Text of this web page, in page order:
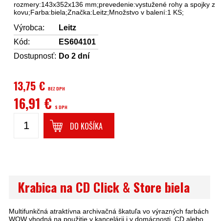
rozmery:143x352x136 mm;prevedenie:vystužené rohy a spojky z
kovu;Farba:biela;Značka:Leitz;Množstvo v balení:1 KS;
Výrobca:
Leitz
Kód:
ES604101
Dostupnosť: Do 2 dní
13,75 € BEZ DPH
16,91 € S DPH
DO KOŠÍKA
Krabica na CD Click & Store biela
Multifunkčná atraktívna archivačná škatuľa vo výrazných farbách
WOW vhodná na použitie v kancelárii i v domácnosti. CD alebo